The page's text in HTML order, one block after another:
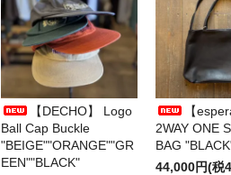
【DECHO】 Logo
Ball Cap Buckle
"BEIGE""ORANGE""GR
EEN""BLACK"
【
2WAY ONE
BAG
44,000円(税